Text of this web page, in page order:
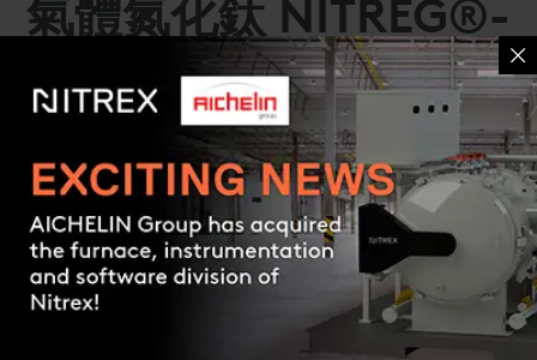
氣體氮化鈦 NITREG®-
TI
鈦合金的氣體氮化
钛合金主要用于航空航天和国防工业，也可以成功地进行气体渗氮
处理，以提高耐磨性并获得引人注目的金色光洁度。
由于涉及非常特定的应用领域，因此该技术尚未广为人知。为了获
得最佳效果，请咨询我们的工程师，以就制造工序的某些独特方面
获取建议。
應用（左圖）：經 Nitreg®-Ti 處理的水下通信電纜連接器
不确定哪种工艺或服务适合您？
联系我们的全球热处理专家团队，以获得他们的指导或填写
联系表
，以与我们的专家取得联系！
...Read full description Contact us